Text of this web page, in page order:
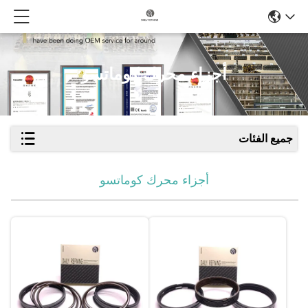
أجزاء محرك كوماتسو
جميع الفئات
أجزاء محرك كوماتسو